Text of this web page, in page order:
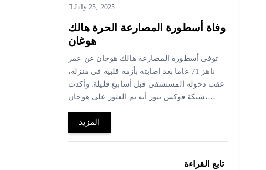
July 25, 2025
وفاة أسطورة المصارعة الحرة هالك
هوغان
توفى أسطورة المصارعة هالك هوجان عن عمر
ناهز 71 عاما بعد إصابته بأزمة قلبية فى منزله،
عقب دخوله المستشفى قبل أسابيع قليلة. وأكدت
شبكة فوكس نيوز أنه تم العثور على هوجان،…
المزيد
تابع القراءة